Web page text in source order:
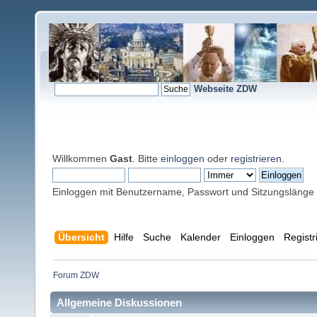
Webseite ZDW
Willkommen Gast . Bitte einloggen oder registrieren
Einloggen mit Benutzername, Passwort und Sitzungslänge
Übersicht Hilfe Suche Kalender Einloggen
Forum ZDW
Allgemeine Diskussionen